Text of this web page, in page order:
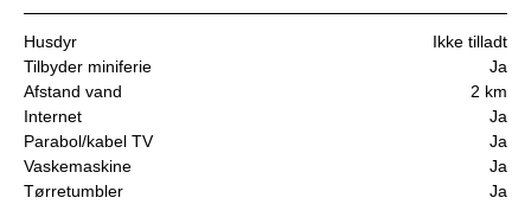
Husdyr
Ikke tilladt
Tilbyder miniferie
Ja
Afstand vand
2 km
Internet
Ja
Parabol/kabel TV
Ja
Vaskemaskine
Ja
Tørretumbler
Ja